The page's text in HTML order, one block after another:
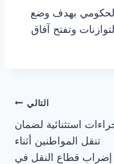
الحكومي بهدف وضع
وتفتح آفاق
التالي
استثنائية لضمان
تنقل المواطنين أثناء
إضراب قطاع النقل في